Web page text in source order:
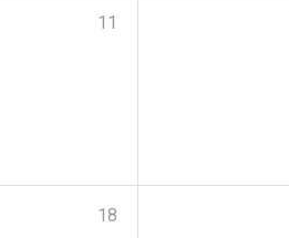
11
18